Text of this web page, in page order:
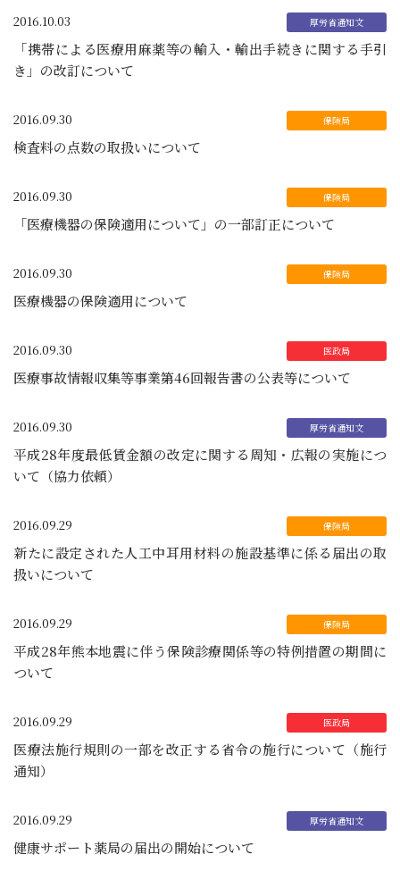
2016.10.03
「携帯による医療用麻薬等の輸入・輸出手続きに関する手引
き」の改訂について
2016.09.30
検査料の点数の取扱いについて
2016.09.30
「医療機器の保険適用について」の一部訂正について
2016.09.30
医療機器の保険適用について
2016.09.30
医療事故情報収集等事業第46回報告書の公表等について
2016.09.30
平成28年度最低賃金額の改定に関する周知・広報の実施につ
いて（協力依頼）
2016.09.29
新たに設定された人工中耳用材料の施設基準に係る届出の取
扱いについて
2016.09.29
平成28年熊本地震に伴う保険診療関係等の特例措置の期間に
ついて
2016.09.29
医療法施行規則の一部を改正する省令の施行について（施行
通知）
2016.09.29
健康サポート薬局の届出の開始について